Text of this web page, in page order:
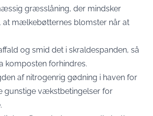
græsslåning, der mindsker
at mælkebøtternes blomster når at
og smid det i skraldespanden, så
komposten forhindres.
af nitrogenrig gødning i haven for
gunstige vækstbetingelser for